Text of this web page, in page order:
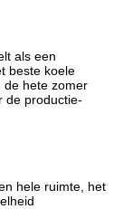
als een
beste koele
de hete zomer
de productie-
hele ruimte, het